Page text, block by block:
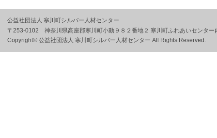
公益社団法人 寒川町シルバー人材センター
〒253-0102 神奈川県高座郡寒川町小動９８２番地２ 寒川町ふれあいセンター
Copyright© 公益社団法人 寒川町シルバー人材センター All Rights Reserved.